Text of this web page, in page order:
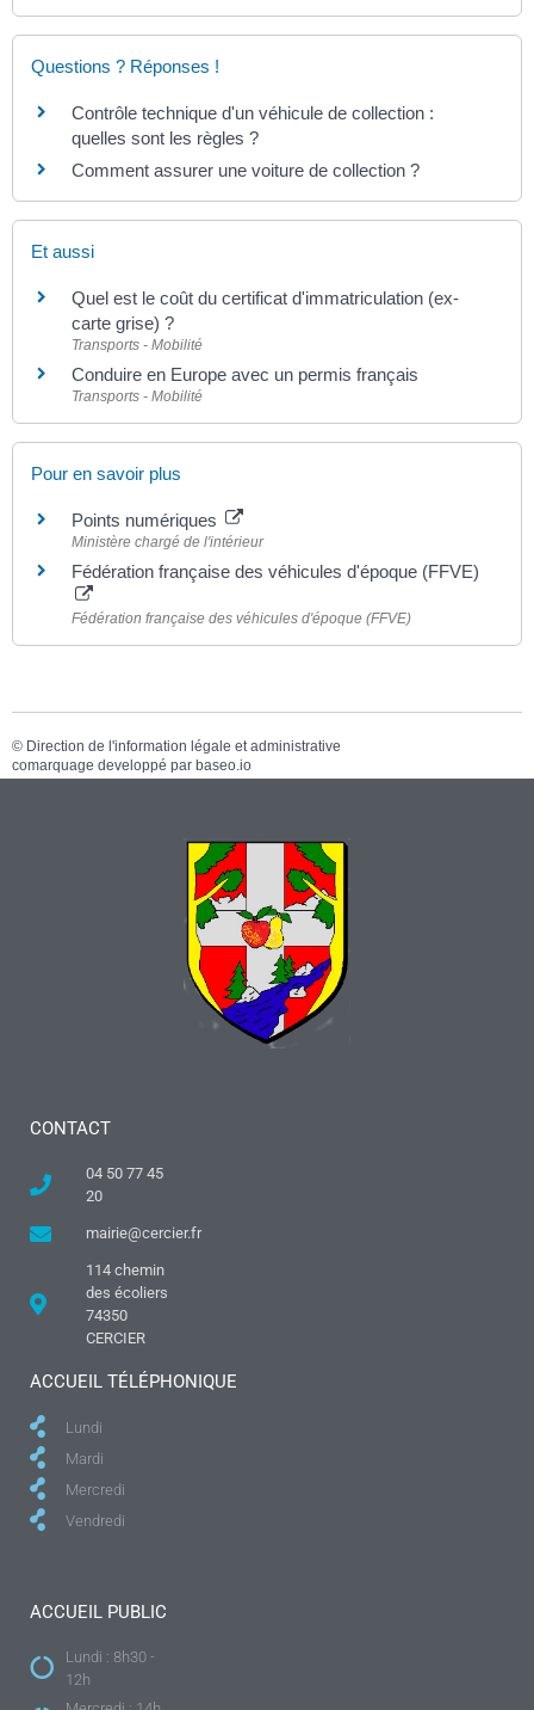
Questions ? Réponses !
Contrôle technique d'un véhicule de collection :
quelles sont les règles ?
Comment assurer une voiture de collection ?
Et aussi
Quel est le coût du certificat d'immatriculation (ex-
carte grise) ?
Transports - Mobilité
Conduire en Europe avec un permis français
Transports - Mobilité
Pour en savoir plus
Points numériques
Ministère chargé de l'intérieur
Fédération française des véhicules d'époque (FFVE)
Fédération française des véhicules d'époque (FFVE)
© Direction de l'information légale et administrative
comarquage developpé par baseo.io
CONTACT
04 50 77 45
20
mairie@cercier.fr
114 chemin
des écoliers
74350
CERCIER
ACCUEIL TÉLÉPHONIQUE
Lundi
Mardi
Mercredi
Vendredi
ACCUEIL PUBLIC
Lundi : 8h30 -
12h